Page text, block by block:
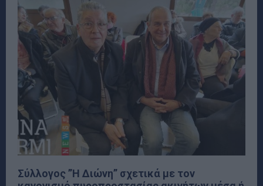
Σύλλογος ”Η Διώνη” σχετικά με τον